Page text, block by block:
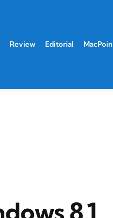
Review Editorial MacPoin
8.1